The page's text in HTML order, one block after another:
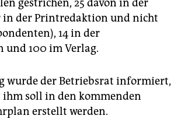
gestrichen, 25 davon in der
in der Printredaktion und nicht
14 in der
und 100 im Verlag.
wurde der Betriebsrat informiert,
soll in den kommenden
erstellt werden.